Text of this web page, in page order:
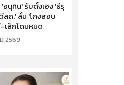
อนุทิน' รับตั้งเอง 'ธีรุ
สถ.' ลั่น 'โกงสอบ
เล็กโดนหมด
2569